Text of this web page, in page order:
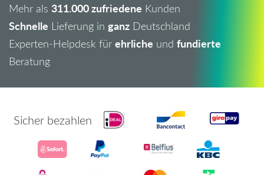
Mehr als 311.000 zufriedene Kunden
Schnelle Lieferung in ganz Deutschland
Experten-Helpdesk für ehrliche und fundierte
Beratung
Sicher bezahlen